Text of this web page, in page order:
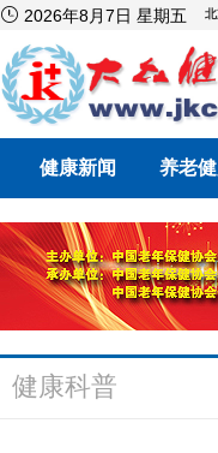
 2026年8月7日 星期五
健康新闻 养老
健康科普